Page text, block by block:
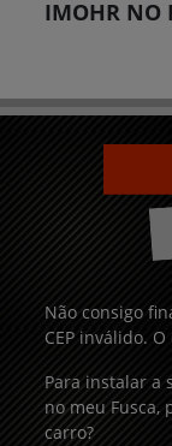
IMOHR NO
Não consigo
CEP inválido.
Para instalar a
no meu Fusca,
carro?